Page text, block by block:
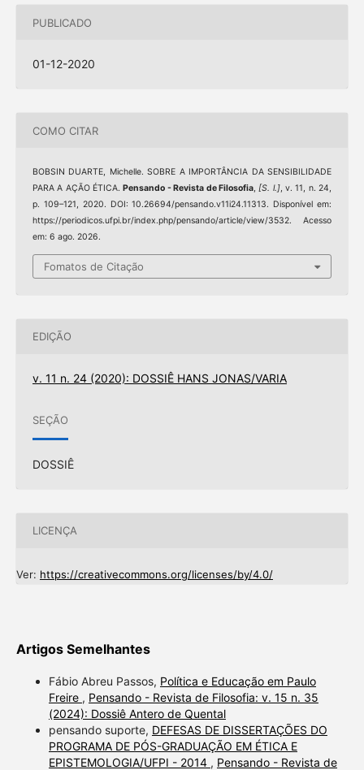
PUBLICADO
01-12-2020
COMO CITAR
BOBSIN DUARTE, Michelle. SOBRE A IMPORTÂNCIA DA SENSIBILIDADE
PARA A AÇÃO ÉTICA.Pensando - Revista de Filosofia,[S. l.], v. 11, n. 24,
p. 109–121, 2020. DOI: 10.26694/pensando.v11i24.11313. Disponível em:
https://periodicos.ufpi.br/index.php/pensando/article/view/3532. Acesso
em: 6 ago. 2026.
Fomatos de Citação
EDIÇÃO
v. 11 n. 24 (2020): DOSSIÊ HANS JONAS/VARIA
SEÇÃO
DOSSIÊ
LICENÇA
Ver: https://creativecommons.org/licenses/by/4.0/
Artigos Semelhantes
Fábio Abreu Passos, Política e Educação em Paulo
Freire , Pensando - Revista de Filosofia: v. 15 n. 35
(2024): Dossiê Antero de Quental
pensando suporte, DEFESAS DE DISSERTAÇÕES DO
PROGRAMA DE PÓS-GRADUAÇÃO EM ÉTICA E
EPISTEMOLOGIA/UFPI - 2014 , Pensando - Revista de